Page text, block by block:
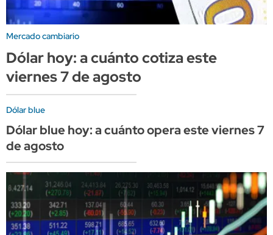
Mercado cambiario
Dólar hoy: a cuánto cotiza este
viernes 7 de agosto
Dólar blue
Dólar blue hoy: a cuánto opera este viernes 7
de agosto